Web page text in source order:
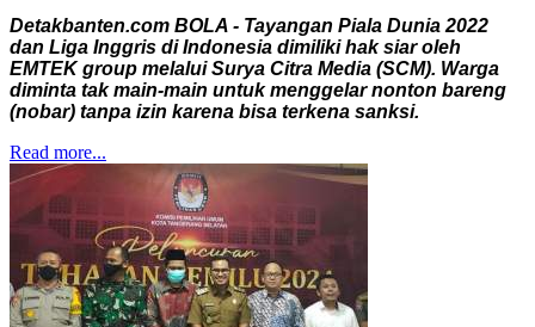
Detakbanten.com BOLA - Tayangan Piala Dunia 2022
dan Liga Inggris di Indonesia dimiliki hak siar oleh
EMTEK group melalui Surya Citra Media (SCM). Warga
diminta tak main-main untuk menggelar nonton bareng
(nobar) tanpa izin karena bisa terkena sanksi.
Read more...